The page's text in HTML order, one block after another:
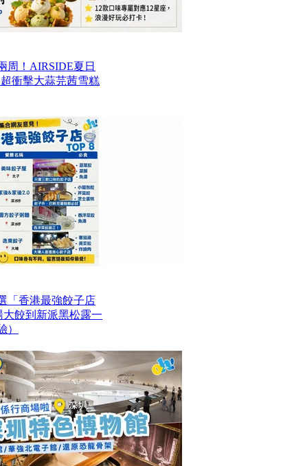
周！AIRSIDE夏日
衝擊大蒜芫茜雪糕
「香港最強餃子店
大餃到新派黑松露一
）